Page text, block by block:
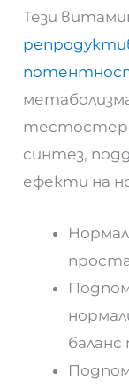
Тези
синтез,
ефекти на